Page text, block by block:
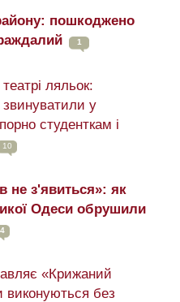
пошкоджено
1
ляльок:
у
студенткам і
10
не з'явиться»: як
Одеси обрушили
«Крижаний
без